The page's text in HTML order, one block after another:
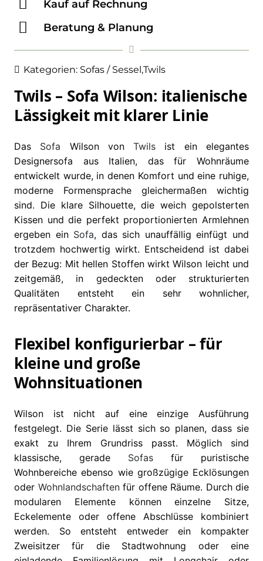
Kauf auf Rechnung
Beratung & Planung
Kategorien: Sofas / Sessel ,Twils
Twils – Sofa Wilson: italienische
Lässigkeit mit klarer Linie
Das Sofa Wilson vonTwils ist ein elegantes
Designersofa aus Italien, das für Wohnräume
entwickelt wurde, in denen Komfort und eine ruhige,
moderne Formensprache gleichermaßen wichtig
sind. Die klare Silhouette, die weich gepolsterten
Kissen und die perfekt proportionierten Armlehnen
ergeben ein Sofa, das sich unauffällig einfügt und
trotzdem hochwertig wirkt. Entscheidend ist dabei
der Bezug: Mit hellen Stoffen wirkt Wilson leicht und
zeitgemäß, in gedeckten oder strukturierten
Qualitäten entsteht ein sehr wohnlicher,
repräsentativer Charakter.
Flexibel konfigurierbar – für
kleine und große
Wohnsituationen
Wilson ist nicht auf eine einzige Ausführung
festgelegt. Die Serie lässt sich so planen, dass sie
exakt zu Ihrem Grundriss passt. Möglich sind
klassische, gerade Sofas für puristische
Wohnbereiche ebenso wie großzügige Ecklösungen
oder Wohnlandschaftenfür offene Räume. Durch die
modularen Elemente können einzelne Sitze,
Eckelemente oder offene Abschlüsse kombiniert
werden. So entsteht entweder ein kompakter
Zweisitzer für die Stadtwohnung oder eine